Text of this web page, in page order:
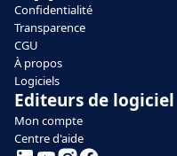
Confidentialité
Transparence
CGU
À propos
Logiciels
Editeurs de logiciel
Mon compte
Centre d'aide